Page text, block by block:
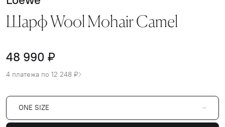
Шарф Wool Mohair Camel
48 990 ₽
4 платежа по 12 248 ₽
ONE SIZE